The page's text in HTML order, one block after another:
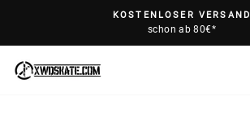
Inhalt
Pause
KOSTENLOSER VERSAND
schon ab 80€*